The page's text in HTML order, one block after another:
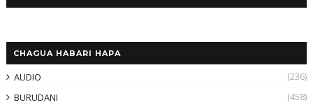
CHAGUA HABARI HAPA
AUDIO
(236)
BURUDANI
(458)